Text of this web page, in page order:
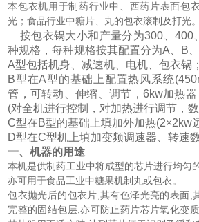
本包衣机用于制药行业中、西药片表面包
光；食品行业中糖片、丸的包衣滚制及打光。
按包衣锅大小和产量分为300、400
种规格，每种规格按其配置分为A、B
A型包括机身、减速机、电机、包衣锅；
B型在A型的基础上配置热风系统
管，可转动、伸缩、调节，6kw加热
(对全机进行控制，对加热进行调节，
C型在B型的基础上填加外加热(2×2kw
D型在C型机上填加变频调速器、转速
一、机器的用途
本机是供制药工业中将成型的芯片进行均匀
亦可用于食品工业中糖果机制丸或包衣。
包衣抛光后的包衣片,其有色泽光亮的表面,
完整的固结包层,亦可防止药片芯片氧化变